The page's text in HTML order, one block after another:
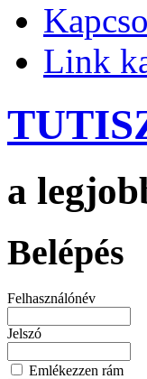
Link
a
Belépés
Felhasználónév
Jelszó
Emlékezzen rám